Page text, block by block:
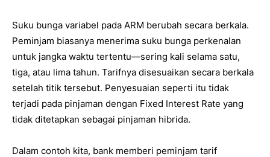
Suku bunga variabel pada ARM berubah secara berkala.
Peminjam biasanya menerima suku bunga perkenalan
untuk jangka waktu tertentu—sering kali selama satu,
tiga, atau lima tahun. Tarifnya disesuaikan secara berkala
setelah titik tersebut. Penyesuaian seperti itu tidak
terjadi pada pinjaman dengan Fixed Interest Rate yang
tidak ditetapkan sebagai pinjaman hibrida.
Dalam contoh kita, bank memberi peminjam tarif